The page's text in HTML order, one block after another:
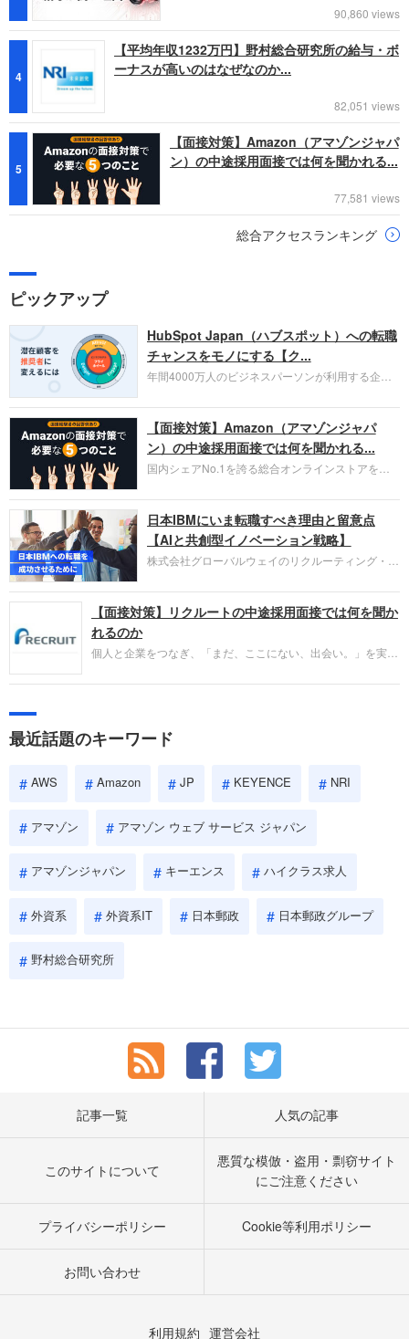
90,860 views
4
【平均年収1232万円】野村総合研究所の給与・ボ
ーナスが高いのはなぜなのか...
82,051 views
5
【面接対策】Amazon（アマゾンジャパ
ン）の中途採用面接では何を聞かれる...
77,581 views
総合アクセスランキング
ピックアップ
HubSpot Japan（ハブスポット）への転職
チャンスをモノにする【ク...
年間4000万人のビジネスパーソンが利用する企業
お勧めするイチオシ企業をご紹介します。今回はク
ラウド型CRMプラットフォームを提供する
HubSpot Japan（ハブスポット・ジャパン）株式会
社です。採用面接対策の企業研究にご活用くださ
い。
【面接対策】Amazon（アマゾンジャパ
ン）の中途採用面接では何を聞かれる...
国内シェアNo.1を誇る総合オンラインストアを運
圧倒的な存在感を持つAmazon。中途採用面接では
過去の具体的な業務成果やリーダーシップの発揮、
失敗からの学びが重視され、人間性やカルチャーフ
ィットも評価対象となり、長期的に成長できる仲間
であるかを多角的に審査されます。
日本IBMにいま転職すべき理由と留意点
【AIと共創型イノベーション戦略】
株式会社グローバルウェイのリクルーティング・パ
パーソンが利用する企業口コミサイト「キャリコ
ネ」の転職エージェントがお勧めするイチオシ企業
IBMです。採用面接対策の企業研究にご活用くださ
い。
【面接対策】リクルートの中途採用面接では何を聞か
れるのか
個人と企業をつなぎ、「まだ、ここにない、出会い。」を実現
やこれまでの成果を具体的に問われるほか、「人間性」も評価
しょう。
最近話題のキーワード
AWS Amazon JP KEYENCE NRI
アマゾン アマゾン ウェブ サービス ジャパン
アマゾンジャパン キーエンス ハイクラス求人
外資系 外資系IT 日本郵政 日本郵政グループ
野村総合研究所
記事一覧 人気の記事
このサイトについて
悪質な模倣・盗用・剽窃サイト
にご注意ください
プライバシーポリシー Cookie等利用ポリシー
お問い合わせ
利用規約 運営会社